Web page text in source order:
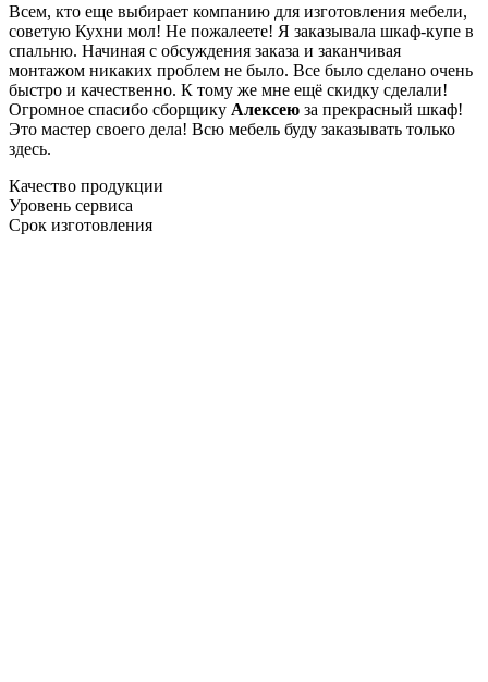
Всем, кто еще выбирает компанию для изготовления мебели,
советую Кухни мол! Не пожалеете! Я заказывала шкаф-купе в
спальню. Начиная с обсуждения заказа и заканчивая
монтажом никаких проблем не было. Все было сделано очень
быстро и качественно. К тому же мне ещё скидку сделали!
Огромное спасибо сборщику Алексею за прекрасный шкаф!
Это мастер своего дела! Всю мебель буду заказывать только
здесь.
Качество продукции
Уровень сервиса
Срок изготовления